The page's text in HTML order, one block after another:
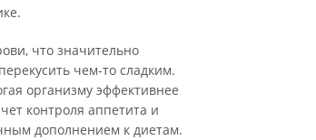
что значительно
чем-то сладким.
организму эффективнее
контроля аппетита и
дополнением к диетам.